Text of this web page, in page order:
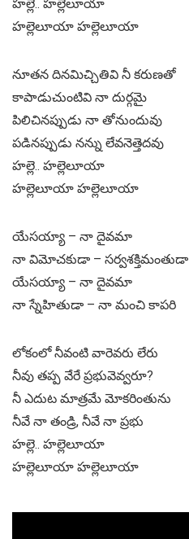
హల్లె.. హల్లెలూయా
హల్లెలూయా హల్లెలూయా
నూతన దినమిచ్చితివి నీ కరుణతో
కాపాడుచుంటివి నా దుర్గమై
పిలిచినప్పుడు నా తోనుందువు
పడినప్పుడు నన్ను లేవనెత్తెదవు
హల్లె.. హల్లెలూయా
హల్లెలూయా హల్లెలూయా
యేసయ్యా – నా దైవమా
నా విమోచకుడా – సర్వశక్తిమంతుడా
యేసయ్యా – నా దైవమా
నా స్నేహితుడా – నా మంచి కాపరి
లోకంలో నీవంటి వారెవరు లేరు
నీవు తప్ప వేరే ప్రభువెవ్వరూ?
నీ ఎదుట మాత్రమే మోకరింతును
నీవే నా తండ్రి, నీవే నా ప్రభు
హల్లె.. హల్లెలూయా
హల్లెలూయా హల్లెలూయా